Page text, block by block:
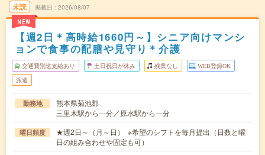
未読
NEW
掲載日 2026/08/07
【週2日＊高時給1660円～】シニア向けマンシ
ョンで食事の配膳や見守り＊介護
交通費別途支給あり 土日祝日が休み 残業なし WEB登録OK
派遣
勤務地
熊本県菊池郡
三里木駅から---分／原水駅から---分
曜日頻度
★週2日～（月～日） ※希望のシフトを毎月提出（日数と曜
日の組み合わせや固定も可）